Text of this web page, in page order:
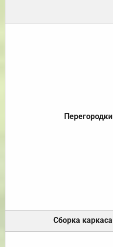
Перегородки
Сборка каркаса